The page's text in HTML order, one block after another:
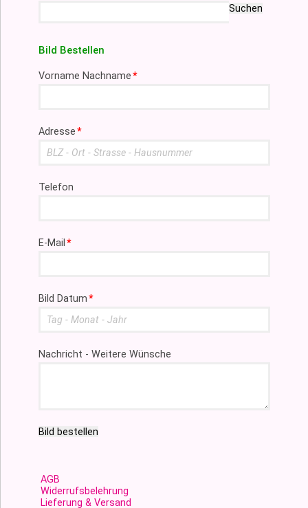
Suchen
Bild Bestellen
Pflichtfeld
Vorname Nachname*
Pflichtfeld
Adresse*
Telefon
Pflichtfeld
E-Mail*
Pflichtfeld
Bild Datum*
Nachricht - Weitere Wünsche
Bild bestellen
AGB
Widerrufsbelehrung
Lieferung & Versand